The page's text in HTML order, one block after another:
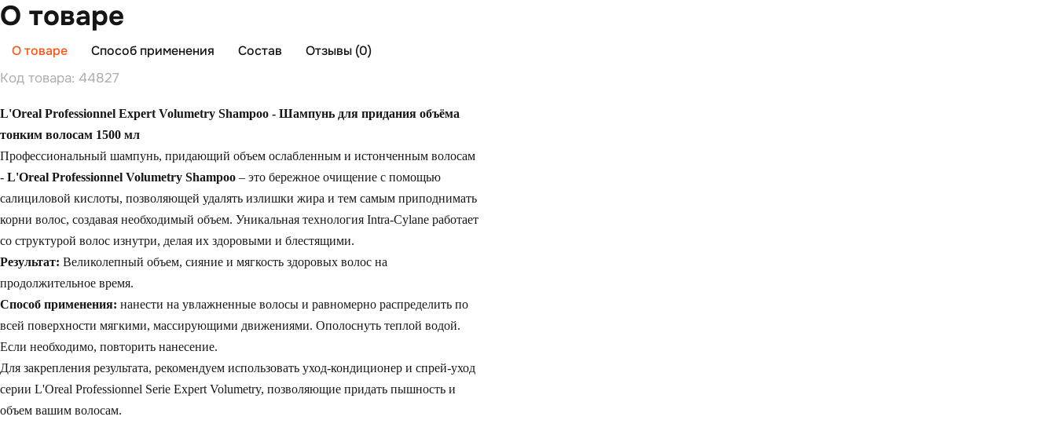
О товаре
О товаре Способ применения Состав
Отзывы (0)
Код товара: 44827
L'Oreal Professionnel Expert Volumetry Shampoo - Шампунь для придания объёма
тонким волосам 1500 мл
Профессиональный шампунь, придающий объем ослабленным и истонченным волосам
- L'Oreal Professionnel Volumetry Shampoo – это бережное очищение с помощью
салициловой кислоты, позволяющей удалять излишки жира и тем самым приподнимать
корни волос, создавая необходимый объем. Уникальная технология Intra-Cylane работает
со структурой волос изнутри, делая их здоровыми и блестящими.
Результат: Великолепный объем, сияние и мягкость здоровых волос на
продолжительное время.
Способ применения: нанести на увлажненные волосы и равномерно распределить по
всей поверхности мягкими, массирующими движениями. Ополоснуть теплой водой.
Если необходимо, повторить нанесение.
Для закрепления результата, рекомендуем использовать уход-кондиционер и спрей-уход
серии L'Oreal Professionnel Serie Expert Volumetry, позволяющие придать пышность и
объем вашим волосам.